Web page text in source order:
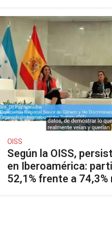
OISS
Según la OISS,
en Iberoamérica:
52,1% frente a